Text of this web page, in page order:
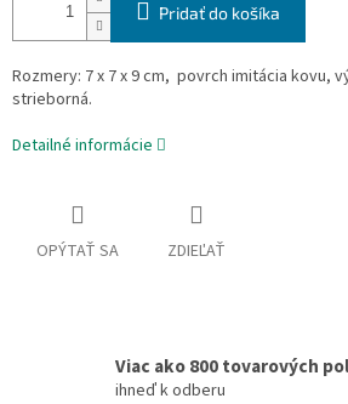
Pridať do košíka
Rozmery: 7 x 7 x 9 cm, povrch imitácia kovu,
strieborná.
Detailné informácie
OPÝTAŤ SA ZDIEĽAŤ
Viac ako 800 tovarových
ihneď k odberu